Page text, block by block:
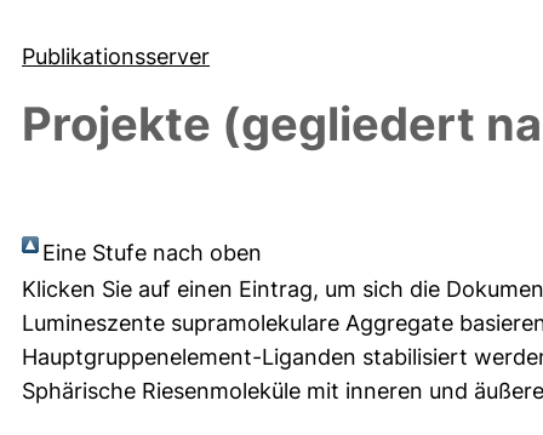
Publikationsserver
Projekte (gegliedert
Eine Stufe nach oben
Klicken Sie auf einen Eintrag, um sich die
Lumineszente supramolekulare Aggregate
Hauptgruppenelement-Liganden stabilisiert
Sphärische Riesenmoleküle mit inneren und